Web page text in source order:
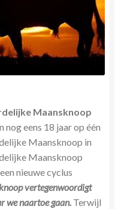
Maansknoop
eens 18 jaar op één
Maansknoop in
Maansknoop
nieuwe cyclus
vertegenwoordigt
we naartoe gaan. Terwijl